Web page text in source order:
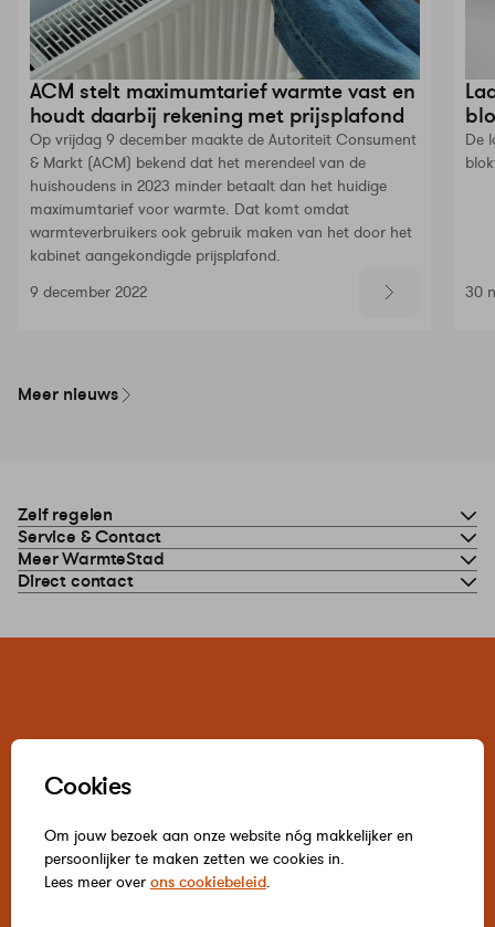
Cookies
Om jouw bezoek aan onze website nóg makkelijker en
persoonlijker te maken zetten we cookies in.
Lees meer over ons cookiebeleid.
ACM stelt maximumtarief warmte vast en
houdt daarbij rekening met prijsplafond
Op vrijdag 9 december maakte de Autoriteit Consument
& Markt (ACM) bekend dat het merendeel van de
huishoudens in 2023 minder betaalt dan het huidige
maximumtarief voor warmte. Dat komt omdat
warmteverbruikers ook gebruik maken van het door het
kabinet aangekondigde prijsplafond.
9 december 2022
De
30
Meer nieuws
Zelf regelen
Service & Contact
Meer WarmteStad
Direct contact